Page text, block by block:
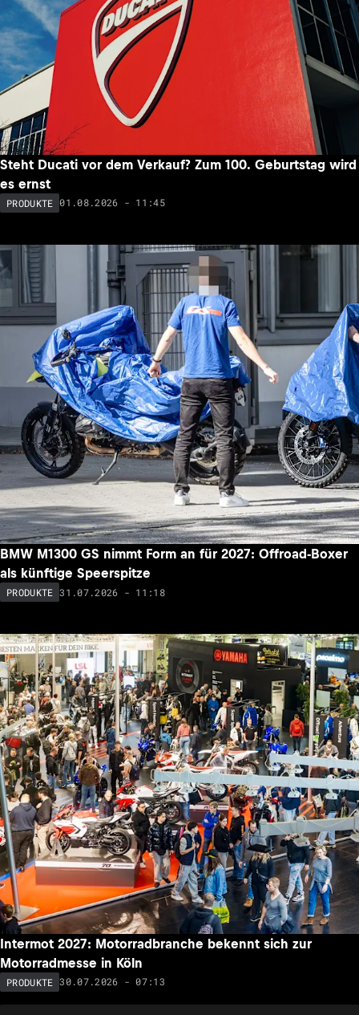
Steht Ducati vor dem Verkauf? Zum 100. Geburtstag wird
es ernst
PRODUKTE 01.08.2026 - 11:45
BMW M1300 GS nimmt Form an für 2027: Offroad-Boxer
als künftige Speerspitze
PRODUKTE 31.07.2026 - 11:18
Intermot 2027: Motorradbranche bekennt sich zur
Motorradmesse in Köln
PRODUKTE 30.07.2026 - 07:13